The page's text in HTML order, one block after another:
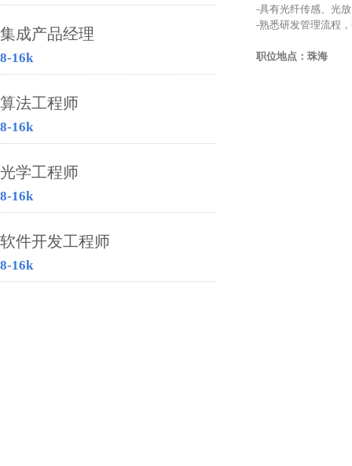
-具有光纤传感、光
-熟悉研发管理流程
职位地点：珠海
集成产品经理
8-16k
算法工程师
8-16k
光学工程师
8-16k
软件开发工程师
8-16k